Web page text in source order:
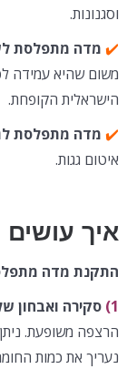
וסגנונות.
✔️ מדה מתפלסת
משום שהיא עמידה
הישראלית הקופחת.
✔️ מדה מתפלסת
איטום גגות.
איך
התקנת מדה
1) סקירה ואבחון
הרצפה משופעת.
נעריך את כמות